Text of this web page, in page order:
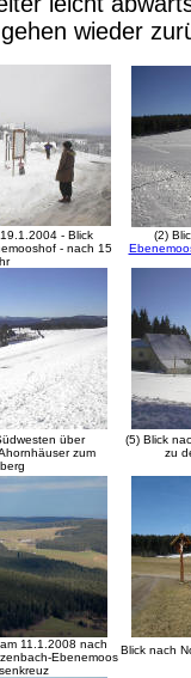
wieder
- Blick
- nach 15
(2)
über
zum
(5) Blick
zu
11.1.2008 nach
Ebenemoos
Blick nach